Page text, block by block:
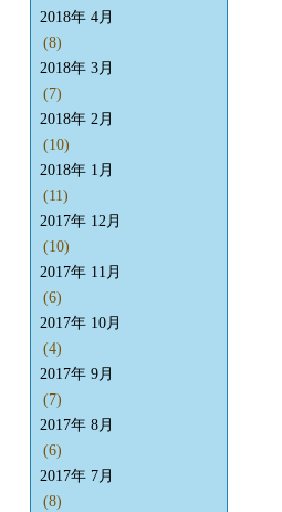
2018年 4月
(8)
2018年 3月
(7)
2018年 2月
(10)
2018年 1月
(11)
2017年 12月
(10)
2017年 11月
(6)
2017年 10月
(4)
2017年 9月
(7)
2017年 8月
(6)
2017年 7月
(8)